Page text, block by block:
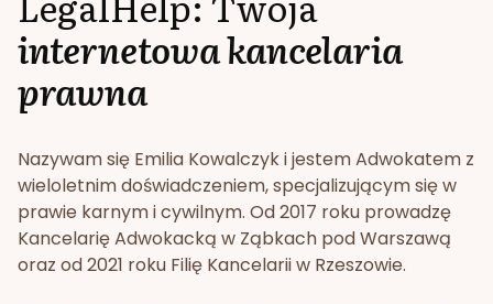
internetowa kancelaria
prawna
Nazywam się Emilia Kowalczyk i jestem Adwokatem z
wieloletnim doświadczeniem, specjalizującym się w
prawie karnym i cywilnym. Od 2017 roku prowadzę
Kancelarię Adwokacką w Ząbkach pod Warszawą
oraz od 2021 roku Filię Kancelarii w Rzeszowie.